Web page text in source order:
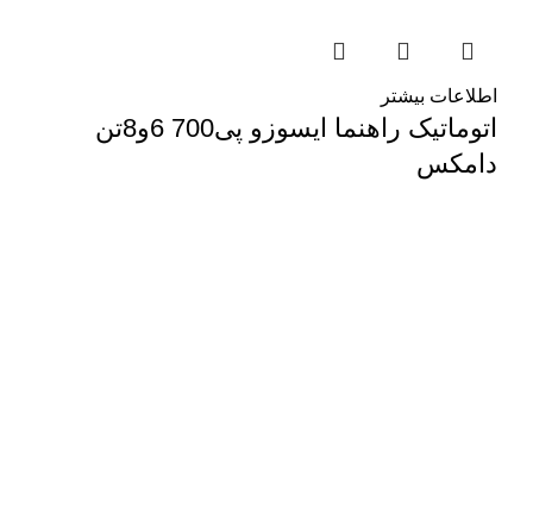
اطلاعات بیشتر
اتوماتیک راهنما ایسوزو پی700 6و8تن
دامکس